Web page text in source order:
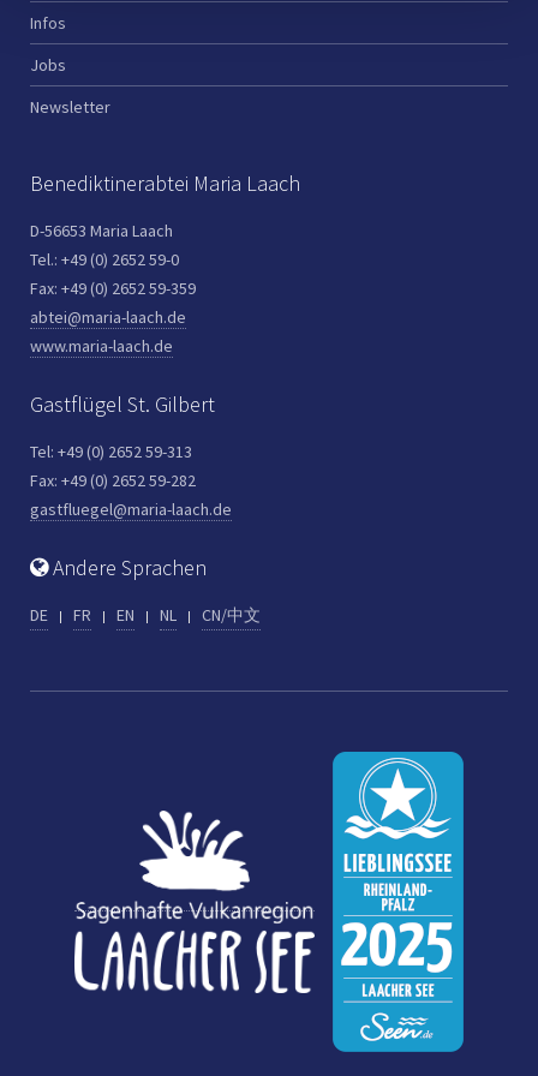
Infos
Jobs
Newsletter
Benediktinerabtei Maria Laach
D-56653 Maria Laach
Tel.: +49 (0) 2652 59-0
Fax: +49 (0) 2652 59-359
abtei@maria-laach.de
www.maria-laach.de
Gastflügel St. Gilbert
Tel: +49 (0) 2652 59-313
Fax: +49 (0) 2652 59-282
gastfluegel@maria-laach.de
Andere Sprachen
DE FR EN NL CN/中文